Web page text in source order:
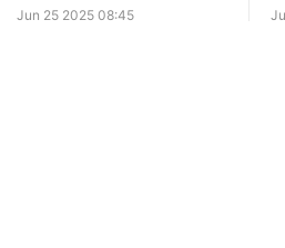
Jun 25 2025 08:45